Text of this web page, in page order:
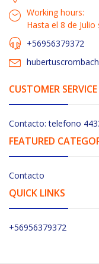
Working hours:
Hasta el 8 de
+56956379372
CUSTOMER SERVICE
Contacto: telefono
FEATURED
Contacto
QUICK LINKS
+56956379372